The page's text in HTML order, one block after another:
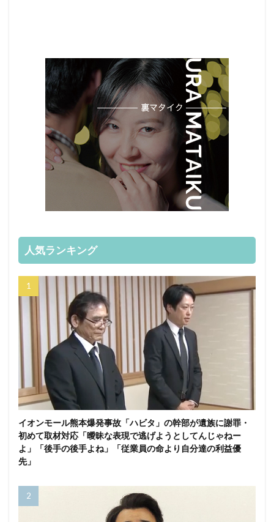
人気ランキング
イオンモール熊本爆発事故「ハビタ」の幹部が遺族に謝罪・
初めて取材対応「曖昧な表現で逃げようとしてんじゃねー
よ」「後手の後手よね」「従業員の命より自分達の利益優
先」